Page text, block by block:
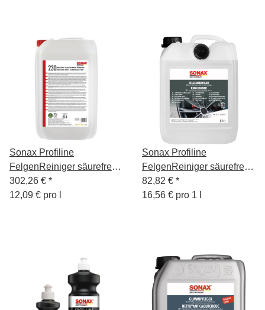
Sonax Profiline
FelgenReiniger säurefrei
25L
302,26 € *
12,09 € pro l
Sonax Profiline
FelgenReiniger säurefrei
5L
82,82 € *
16,56 € pro 1 l